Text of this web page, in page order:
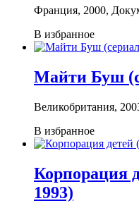
Франция, 2000,
В избранное
Майти Буш
Великобритания,
В избранное
Корпорация
1993)